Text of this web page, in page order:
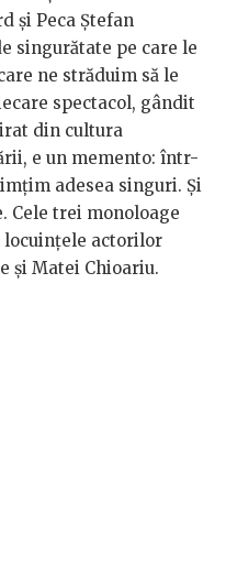
și Peca Ștefan
singurătate pe care le
ne străduim să le
spectacol, gândit
din cultura
e un memento: într-
adesea singuri. Și
Cele trei monoloage
actorilor
și Matei Chioariu.